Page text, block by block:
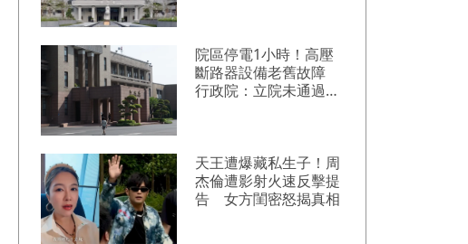
院區停電1小時！高壓
斷路器設備老舊故障
行政院：立院未通過預
天王遭爆藏私生子！周
杰倫遭影射火速反擊提
告 女方閨密怒揭真相